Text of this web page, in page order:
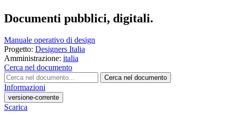
Documenti pubblici, digitali.
Manuale operativo di design
Progetto: Designers Italia
Amministrazione: italia
Cerca nel documento
Cerca nel documento
Informazioni
versione-corrente
Scarica